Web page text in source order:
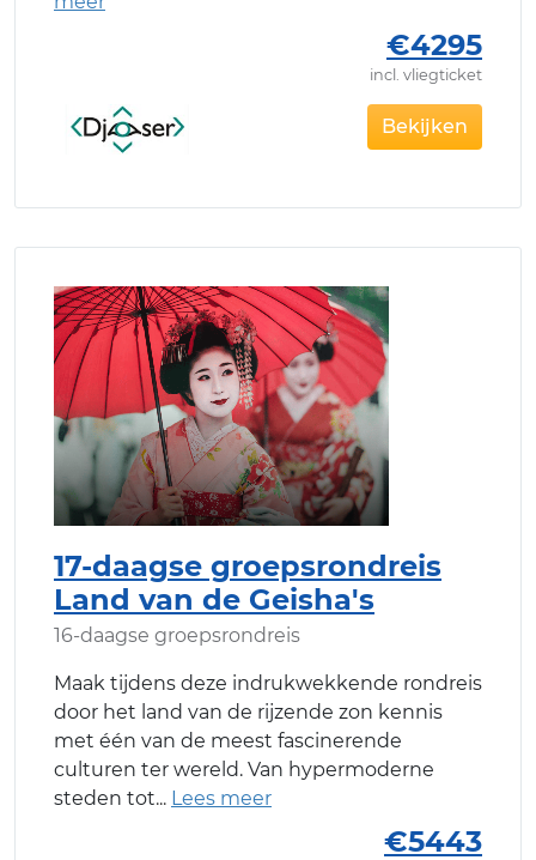
€4295
incl. vliegticket
Bekijken
17-daagse groepsrondreis
Land van de Geisha's
16-daagse groepsrondreis
Maak tijdens deze indrukwekkende rondreis
door het land van de rijzende zon kennis
met één van de meest fascinerende
culturen ter wereld. Van hypermoderne
steden tot
€5443